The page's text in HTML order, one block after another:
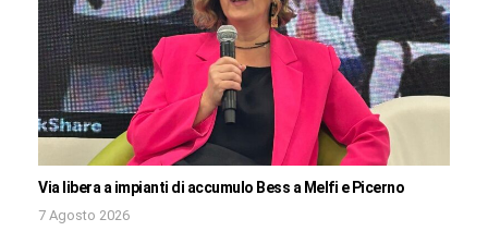
Via libera a impianti di accumulo Bess a Melfi e Picerno
7 Agosto 2026